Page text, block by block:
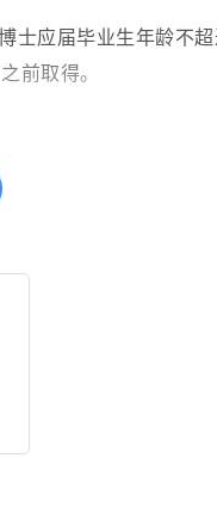
士应届毕业生年龄不
前取得。
纪违规行为处理规定》
纪政纪处分期限未满或
人员。